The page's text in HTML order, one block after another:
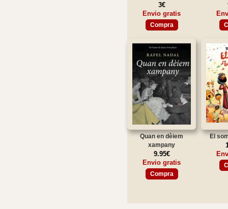
3€
Envio gratis
Compra
Quan en dèiem
xampany
9.95€
Envio gratis
Compra
El